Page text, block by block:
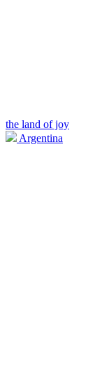
the land of joy
Argentina